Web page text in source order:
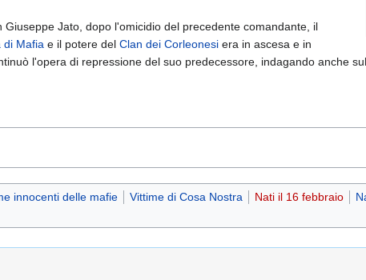
Jato, dopo l'omicidio del precedente comandante, il
di Mafia e il potere del Clan dei Corleonesi era in ascesa e in
l'opera di repressione del suo predecessore, indagando anche
innocenti delle mafie Vittime di Cosa Nostra Nati il 16 febbraio